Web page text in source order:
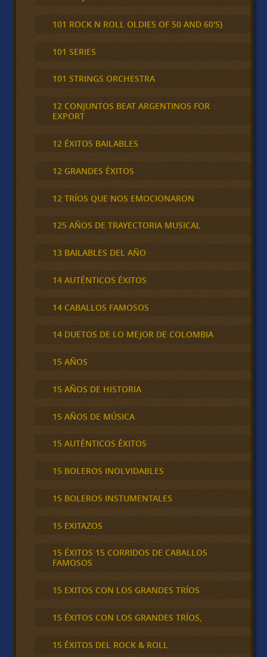
101 ROCK N ROLL OLDIES OF 50 AND 60'S}
101 SERIES
101 STRINGS ORCHESTRA
12 CONJUNTOS BEAT ARGENTINOS FOR
EXPORT
12 ÉXITOS BAILABLES
12 GRANDES ÉXITOS
12 TRÍOS QUE NOS EMOCIONARON
125 AÑOS DE TRAYECTORIA MUSICAL
13 BAILABLES DEL AÑO
14 AUTÉNTICOS ÉXITOS
14 CABALLOS FAMOSOS
14 DUETOS DE LO MEJOR DE COLOMBIA
15 AÑOS
15 AÑOS DE HISTORIA
15 AÑOS DE MÚSICA
15 AUTÉNTICOS ÉXITOS
15 BOLEROS INOLVIDABLES
15 BOLEROS INSTUMENTALES
15 EXITAZOS
15 ÉXITOS 15 CORRIDOS DE CABALLOS
FAMOSOS
15 EXITOS CON LOS GRANDES TRÍOS
15 ÉXITOS CON LOS GRANDES TRÍOS,
15 ÉXITOS DEL ROCK & ROLL